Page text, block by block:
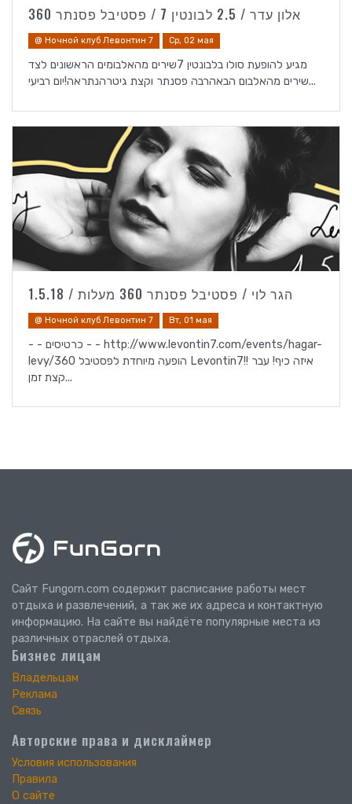
אלון עדר / 2.5 לבונטין 7 / פסטיבל פסנתר 360
@ Ночной клуб Левонтин 7 Ср, 02 мая
מגיע להופעת סולו בלבונטין 7שירים מהאלבומים הראשונים לצד
שירים מהאלבום הבאהרבה פסנתר וקצת גיטרהנתראה!יום רביעי...
הגר לוי / פסטיבל פסנתר 360 מעלות / 1.5.18
@ Ночной клуб Левонтин 7 Вт, 01 мая
- - כרטיסים - - http://www.levontin7.com/events/hagar-
levy/הופעה מיוחדת לפסטיבל 360 Levontin7!! איזה כיף! עבר
קצת זמן...
Сайт Fungorn.com содержит расписание работы мест
отдыха и развлечений, а так же их адреса и контактную
информацию. На сайте вы найдёте популярные места из
различных отраслей отдыха.
Бизнес лицам
Владельцам
Реклама
Связь
Авторские права и дисклаймер
Условия использования
Правила
О сайте